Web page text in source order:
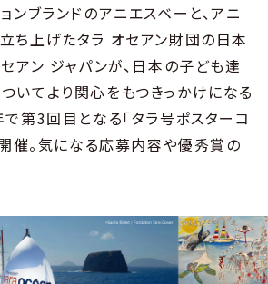
ンブランドのアニエスベーと、アニ
ち上げたタラ オセアン財団の日本
アン ジャパンが、日本の子ども達
いてより関心をもつきっかけになる
で第3回目となる「タラ号ポスターコ
催。気になる応募内容や優秀賞の